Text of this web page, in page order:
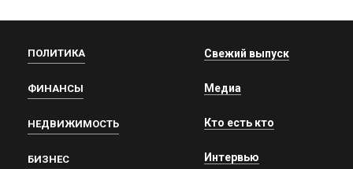
ПОЛИТИКА
ФИНАНСЫ
НЕДВИЖИМОСТЬ
БИЗНЕС
Свежий выпуск
Медиа
Кто есть кто
Интервью